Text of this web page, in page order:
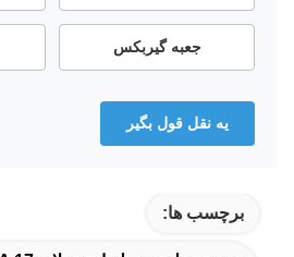
جعبه گیربکس
يه نقل قول بگير
برچسب ها: